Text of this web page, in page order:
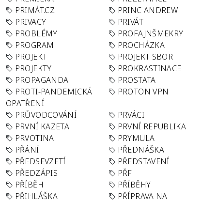
PRIMÁT.CZ
PRINC ANDREW
PRIVACY
PRIVÁT
PROBLÉMY
PROFAJNŠMEKRY
PROGRAM
PROCHÁZKA
PROJEKT
PROJEKT SBOR
PROJEKTY
PROKRASTINACE
PROPAGANDA
PROSTATA
PROTI-PANDEMICKÁ
OPATŘENÍ
PROTON VPN
PRŮVODCOVÁNÍ
PRVÁCI
PRVNÍ KAZETA
PRVNÍ REPUBLIKA
PRVOTINA
PRYMULA
PŘÁNÍ
PŘEDNÁŠKA
PŘEDSEVZETÍ
PŘEDSTAVENÍ
PŘEDZÁPIS
PŘF
PŘÍBĚH
PŘÍBĚHY
PŘIHLÁŠKA
PŘÍPRAVA NA